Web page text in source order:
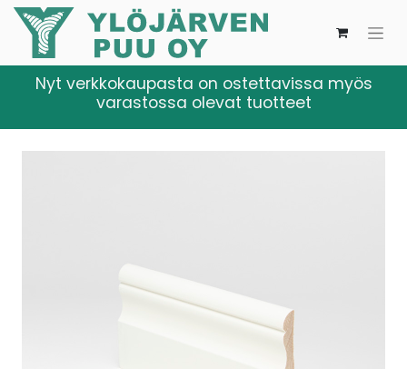
Nyt verkkokaupasta on ostettavissa myös
varastossa olevat tuotteet